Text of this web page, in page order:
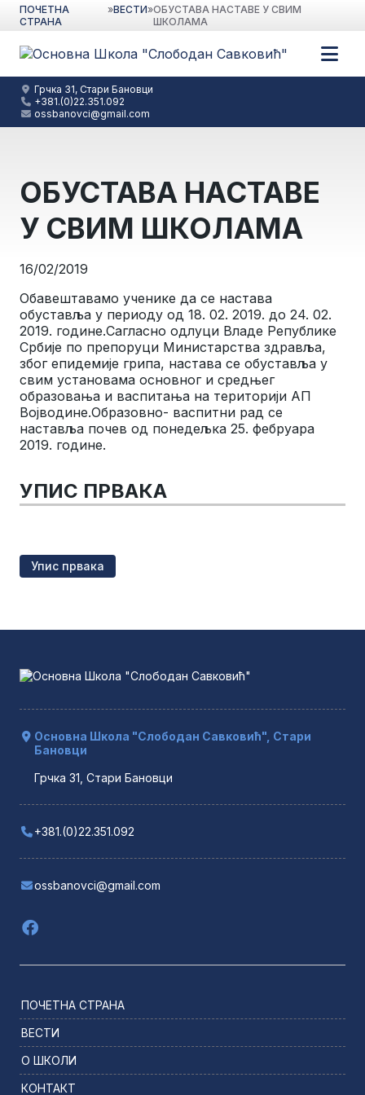
ПОЧЕТНА
СТРАНА
»ВЕСТИ»ОБУСТАВА НАСТАВЕ У СВИМ
ШКОЛАМА
Грчка 31, Стари Бановци
+381.(0)22.351.092
ossbanovci@gmail.com
ОБУСТАВА НАСТАВЕ
У СВИМ ШКОЛАМА
16/02/2019
Обавештавамо ученике да се настава
обуставља у периоду од 18. 02. 2019. до 24. 02.
2019. године.Сагласно одлуци Владе Републике
Србије по препоруци Министарства здравља,
због епидемије грипа, настава се обуставља у
свим установама основног и средњег
образовања и васпитања на територији АП
Војводине.Образовно- васпитни рад се
наставља почев од понедељка 25. фебруара
2019. године.
УПИС ПРВАКА
Упис првака
Основна Школа "Слободан Савковић", Стари
Бановци
Грчка 31, Стари Бановци
+381.(0)22.351.092
ossbanovci@gmail.com
ПОЧЕТНА СТРАНА
ВЕСТИ
О ШКОЛИ
КОНТАКТ